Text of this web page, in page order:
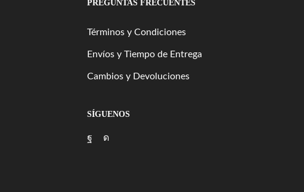
PREGUNTAS FRECUENTES
Términos y Condiciones
Envíos y Tiempo de Entrega
Cambios y Devoluciones
SÍGUENOS